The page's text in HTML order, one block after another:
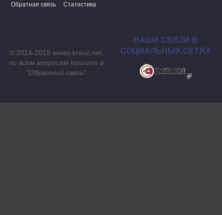
Обратная связь
Статистика
© 2014-2019 weiss-kreuz.net,
по всем вопросам пишите в
"Обратной связи"
НАШИ СВЯЗИ В
СОЦИАЛЬНЫХ СЕТЯХ